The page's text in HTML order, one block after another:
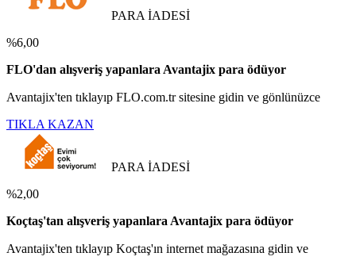
PARA İADESİ
%6,00
FLO'dan alışveriş yapanlara Avantajix para ödüyor
Avantajix'ten tıklayıp FLO.com.tr sitesine gidin ve gönlünüzce
TIKLA KAZAN
PARA İADESİ
%2,00
Koçtaş'tan alışveriş yapanlara Avantajix para ödüyor
Avantajix'ten tıklayıp Koçtaş'ın internet mağazasına gidin ve